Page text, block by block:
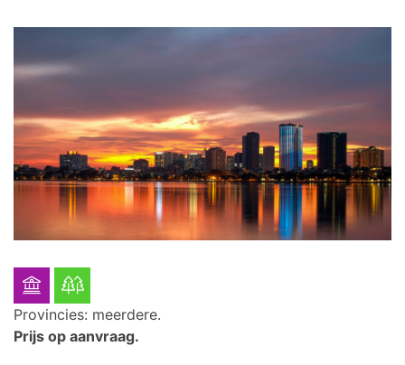
Provincies: meerdere.
Prijs op aanvraag.